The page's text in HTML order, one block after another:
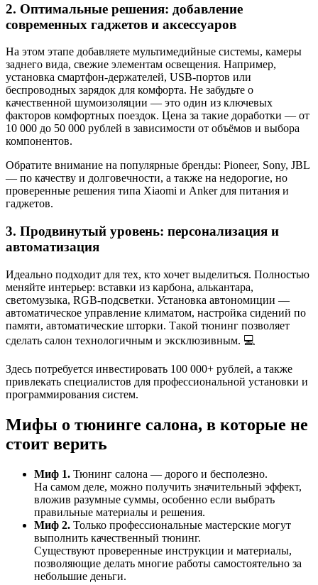
2. Оптимальные решения: добавление
современных гаджетов и аксессуаров
На этом этапе добавляете мультимедийные системы, камеры
заднего вида, свежие элементам освещения. Например,
установка смартфон-держателей, USB-портов или
беспроводных зарядок для комфорта. Не забудьте о
качественной шумоизоляции — это один из ключевых
факторов комфортных поездок. Цена за такие доработки — от
10 000 до 50 000 рублей в зависимости от объёмов и выбора
компонентов.
Обратите внимание на популярные бренды: Pioneer, Sony, JBL
— по качеству и долговечности, а также на недорогие, но
проверенные решения типа Xiaomi и Anker для питания и
гаджетов.
3. Продвинутый уровень: персонализация и
автоматизация
Идеально подходит для тех, кто хочет выделиться. Полностью
меняйте интерьер: вставки из карбона, алькантара,
светомузыка, RGB-подсветки. Установка автономиции —
автоматическое управление климатом, настройка сидений по
памяти, автоматические шторки. Такой тюнинг позволяет
сделать салон технологичным и эксклюзивным. 💻
Здесь потребуется инвестировать 100 000+ рублей, а также
привлекать специалистов для профессиональной установки и
программирования систем.
Мифы о тюнинге салона, в которые не
стоит верить
Миф 1. Тюнинг салона — дорого и бесполезно.
На самом деле, можно получить значительный эффект,
вложив разумные суммы, особенно если выбрать
правильные материалы и решения.
Миф 2. Только профессиональные мастерские могут
выполнить качественный тюнинг.
Существуют проверенные инструкции и материалы,
позволяющие делать многие работы самостоятельно за
небольшие деньги.